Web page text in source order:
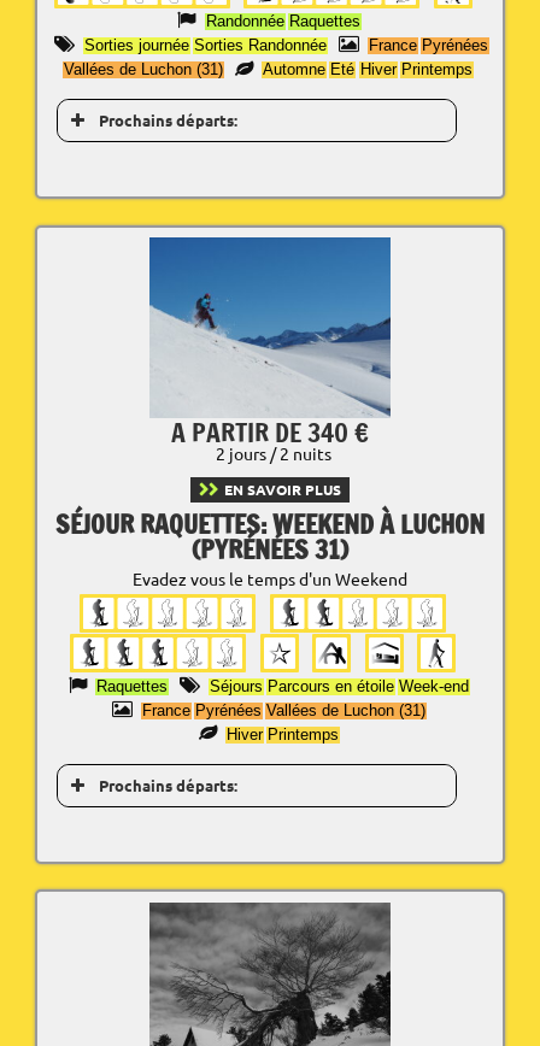
Randonnée Raquettes
Sorties journée Sorties Randonnée France Pyrénées
Vallées de Luchon (31)
Automne Eté Hiver Printemps
Prochains départs:
A PARTIR DE 340 €
2 jours / 2 nuits
EN SAVOIR PLUS
SÉJOUR RAQUETTES: WEEKEND À LUCHON
(PYRÉNÉES 31)
Evadez vous le temps d'un Weekend
Raquettes Séjours Parcours en étoile Week-end
France Pyrénées Vallées de Luchon (31)
Hiver Printemps
Prochains départs: